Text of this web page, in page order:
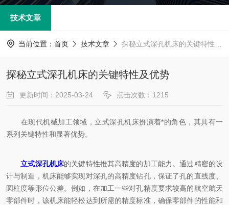
技术文章
当前位置： 首页 技术文章 探秘立式深孔机床的关键特性及优势
探秘立式深孔机床的关键特性及优势
更新时间：2025-03-24 点击次数：1215
在现代机械加工领域，立式深孔机床扮演着*的角色，其具有一
系列关键特性和显著优势。
立式深孔机床的关键特性推其高精度的加工能力。通过精密的设
计与制造，机床能够实现对深孔的高精度钻孔，保证了孔的直线度、
圆柱度等形位公差。例如，在加工一些对孔精度要求较高的航空航天
零部件时，该机床能轻松达到所需的精度标准，确保零部件的性能和